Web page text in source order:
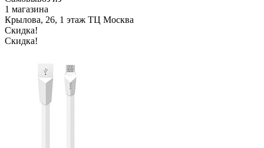
1 магазина
Крылова, 26, 1 этаж ТЦ Москва
Скидка!
Скидка!